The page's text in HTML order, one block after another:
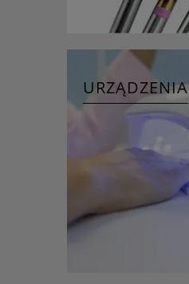
URZĄDZENIA